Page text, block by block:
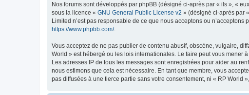
Nos forums sont développés par phpBB (désigné ci-après par « ils », «
sous la licence « GNU General Public License v2 » (désigné ci-après par
Limited n’est pas responsable de ce que nous acceptons ou
https://www.phpbb.com/.
Vous acceptez de ne pas publier de contenu abusif, obscène, vulgaire,
World » est hébergé ou les lois internationales. Le faire peut vous mener
Les adresses IP de tous les messages sont enregistrées pour aider au
nous estimons que cela est nécessaire. En tant que membre, vous
pas diffusées à une tierce partie sans votre consentement, ni « RP World